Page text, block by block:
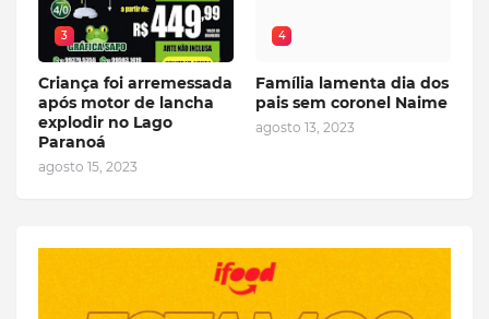
3
Criança foi arremessada
após motor de lancha
explodir no Lago
Paranoá
agosto 15, 2023
4
Família lamenta dia dos
pais sem coronel Naime
agosto 13, 2023